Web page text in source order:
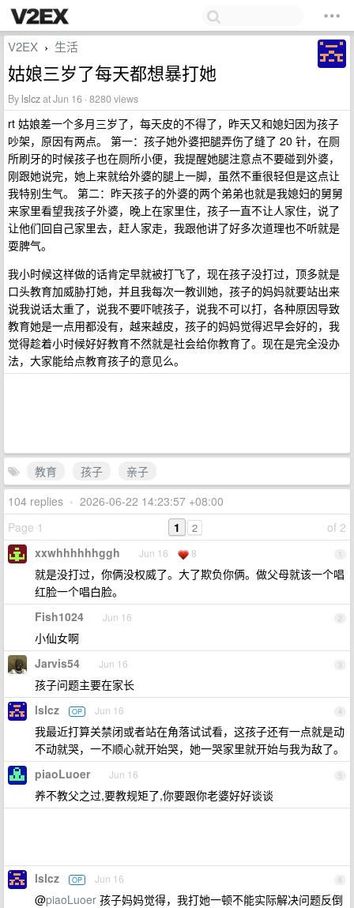
V2EX › 生活
姑娘三岁了每天都想暴打她
By lslczat Jun 16 · 8280 views
rt 姑娘差一个多月三岁了，每天皮的不得了，昨天又和媳妇因为孩子
吵架，原因有两点。 第一：孩子她外婆把腿弄伤了缝了 20 针，在厕
所刷牙的时候孩子也在厕所小便，我提醒她腿注意点不要碰到外婆，
刚跟她说完，她上来就给外婆的腿上一脚，虽然不重很轻但是这点让
我特别生气。 第二：昨天孩子的外婆的两个弟弟也就是我媳妇的舅舅
来家里看望我孩子外婆，晚上在家里住，孩子一直不让人家住，说了
让他们回自己家里去，赶人家走，我跟他讲了好多次道理也不听就是
耍脾气。
我小时候这样做的话肯定早就被打飞了，现在孩子没打过，顶多就是
口头教育加威胁打她，并且我每次一教训她，孩子的妈妈就要站出来
说我说话太重了，说我不要吓唬孩子，说我不可以打，各种原因导致
教育她是一点用都没有，越来越皮，孩子的妈妈觉得迟早会好的，我
觉得趁着小时候好好教育不然就是社会给你教育了。现在是完全没办
法，大家能给点教育孩子的意见么。
教育 孩子
亲子
104 replies • 2026-06-22 14:23:57 +08:00
Page 1
of 2
1 2
1
xxwhhhhhhggh Jun 16 8
就是没打过，你俩没权威了。大了欺负你俩。做父母就该一个唱
红脸一个唱白脸。
2
Fish1024 Jun 16
小仙女啊
3
Jarvis54 Jun 16
孩子问题主要在家长
4
lslcz OP Jun 16
我最近打算关禁闭或者站在角落试试看，这孩子还有一点就是动
不动就哭，一不顺心就开始哭，她一哭家里就开始与我为敌了。
5
piaoLuoer Jun 16
养不教父之过,要教规矩了,你要跟你老婆好好谈谈
6
lslcz OP Jun 16
@piaoLuoer 孩子妈妈觉得，我打她一顿不能实际解决问题反倒